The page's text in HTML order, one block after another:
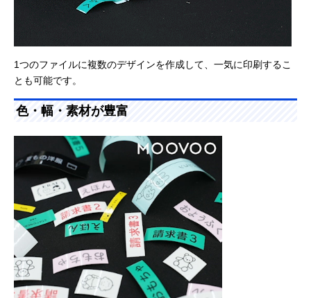
1つのファイルに複数のデザインを作成して、一気に印刷するこ
とも可能です。
色・幅・素材が豊富